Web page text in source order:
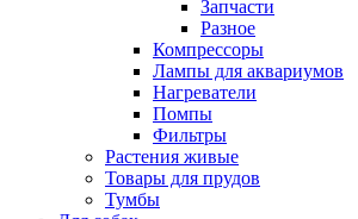
Запчасти
Разное
Компрессоры
Лампы для аквариумов
Нагреватели
Помпы
Фильтры
Растения живые
Товары для прудов
Тумбы